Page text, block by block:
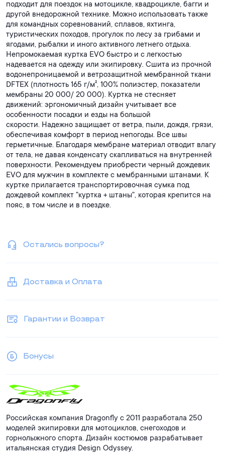
подходит для поездок на мотоцикле, квадроцикле, багги и
другой внедорожной технике. Можно использовать также
для командных соревнований, сплавов, яхтинга,
туристических походов, прогулок по лесу за грибами и
ягодами, рыбалки и иного активного летнего отдыха.
Непромокаемая куртка EVO быстро и с легкостью
надевается на одежду или экипировку. Сшита из прочной
водонепроницаемой и ветрозащитной мембранной ткани
DFTEX (плотность 165 г/м², 100% полиэстер, показатели
мембраны 20 000/ 20 000). Куртка не стесняет
движений: эргономичный дизайн учитывает все
особенности посадки и езды на большой
скорости. Надежно защищает от ветра, пыли, дождя, грязи,
обеспечивая комфорт в период непогоды. Все швы
герметичные. Благодаря мембране материал отводит влагу
от тела, не давая конденсату скапливаться на внутренней
поверхности. Рекомендуем приобрести черный дождевик
EVO для мужчин в комплекте с мембранными штанами. К
куртке прилагается транспортировочная сумка под
дождевой комплект "куртка + штаны", которая крепится на
пояс, в том числе и в поездке.
Остались вопросы?
Доставка и Оплата
Гарантии и Возврат
Бонусы
Российская компания Dragonfly с 2011 разработала 250
моделей экипировки для мотоциклов, снегоходов и
горнолыжного спорта. Дизайн костюмов разрабатывает
итальянская студия Design Odyssey.